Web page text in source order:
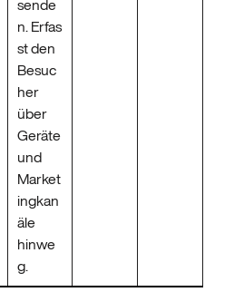
sende
n. Erfas
st den
Besuc
her
über
Geräte
und
Market
ingkan
äle
hinwe
g.